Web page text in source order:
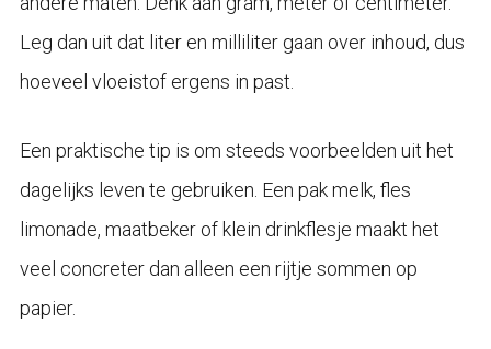
Leg dan uit dat liter en milliliter gaan over inhoud, dus
hoeveel vloeistof ergens in past.
Een praktische tip is om steeds voorbeelden uit het
dagelijks leven te gebruiken. Een pak melk, fles
limonade, maatbeker of klein drinkflesje maakt het
veel concreter dan alleen een rijtje sommen op
papier.